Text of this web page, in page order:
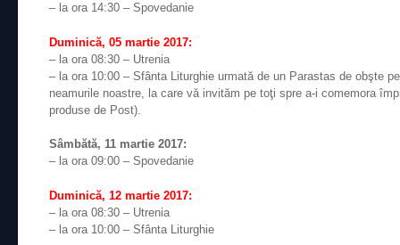
– la ora 14:30 – Spovedanie
Duminică, 05 martie 2017:
– la ora 08:30 – Utrenia
– la ora 10:00 – Sfânta Liturghie urmată de un Parastas de obşte
neamurile noastre, la care vă invităm pe toţi spre a-i comemora
produse de Post).
Sâmbătă, 11 martie 2017:
– la ora 09:00 – Spovedanie
Duminică, 12 martie 2017:
– la ora 08:30 – Utrenia
– la ora 10:00 – Sfânta Liturghie